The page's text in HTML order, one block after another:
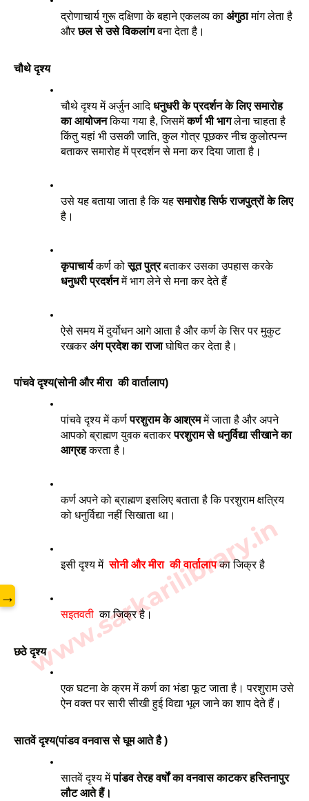
द्रोणाचार्य गुरू दक्षिणा के बहाने एकलव्य का अंगुठा मांग लेता है
और छल से उसे विकलांग बना देता है।
चौथे दृश्य
चौथे दृश्य में अर्जुन आदि धनुधरी के प्रदर्शन के लिए समारोह
का आयोजन किया गया है, जिसमें कर्ण भी भाग लेना चाहता है
किंतु यहां भी उसकी जाति, कुल गोत्र पूछकर नीच कुलोत्पन्न
बताकर समारोह में प्रदर्शन से मना कर दिया जाता है।
उसे यह बताया जाता है कि यह समारोह सिर्फ राजपुत्रों के लिए
है।
कृपाचार्य कर्ण को सूत पुत्र
बताकर उसका उपहास करके
धनुधरी प्रदर्शन में भाग लेने से मना कर देते हैं
ऐसे समय में दुर्योधन आगे आता है और कर्ण के सिर पर मुकुट
रखकर अंग प्रदेश का राजा घोषित कर देता है।
पांचवे दृश्य(सोनी और मीरा  की वार्तालाप)
पांचवे दृश्य में कर्ण परशुराम के आश्रम में जाता है और अपने
आपको ब्राह्मण युवक बताकर परशुराम से धनुर्विद्या सीखाने का
आग्रह करता है।
कर्ण अपने को ब्राह्मण इसलिए बताता है कि परशुराम क्षत्रिय
को धनुर्विद्या नहीं सिखाता था।
इसी दृश्य में सोनी और मीरा  की वार्तालाप का जिक्र है
सइतवती का जिक्र है।
छठे दृश्य
एक घटना के क्रम में कर्ण का भंडा फूट जाता है। परशुराम उसे
ऐन वक्त पर सारी सीखी हुई विद्या भूल जाने का शाप देते हैं।
सातवें दृश्य(पांडव वनवास से घूम आते है )
सातवें दृश्य में पांडव तेरह वर्षों का वनवास काटकर हस्तिनापुर
लौट आते हैं।
www.sarkarilibrary.in
→